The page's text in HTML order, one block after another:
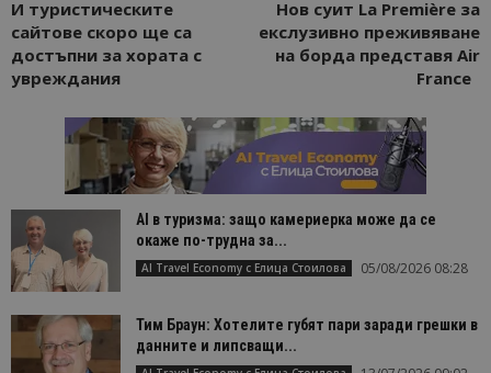
И туристическите
сайтове скоро ще са
достъпни за хората с
увреждания
Нов суит La Première за
екслузивно преживяване
на борда представя Air
France
AI в туризма: защо камериерка може да се
окаже по-трудна за...
AI Travel Economy с Елица Стоилова 05/08/2026 08:28
Тим Браун: Хотелите губят пари заради грешки в
данните и липсващи...